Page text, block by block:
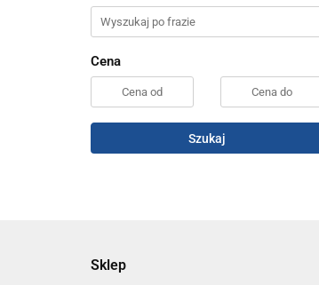
Cena
Szukaj
Sklep